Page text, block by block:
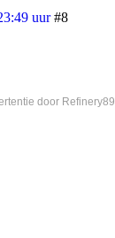
uur #8
door Refinery89